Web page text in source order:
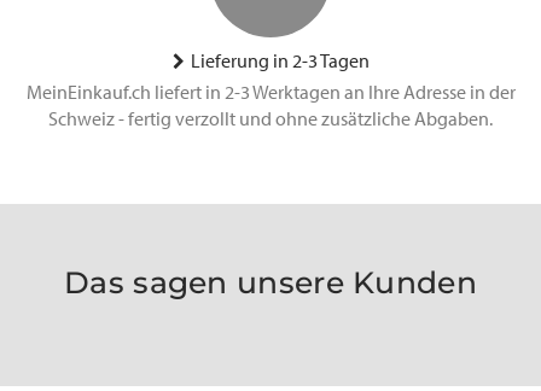
Lieferung in 2-3 Tagen
MeinEinkauf.ch liefert in 2-3 Werktagen an Ihre Adresse in der
Schweiz - fertig verzollt und ohne zusätzliche Abgaben.
Das sagen unsere Kunden